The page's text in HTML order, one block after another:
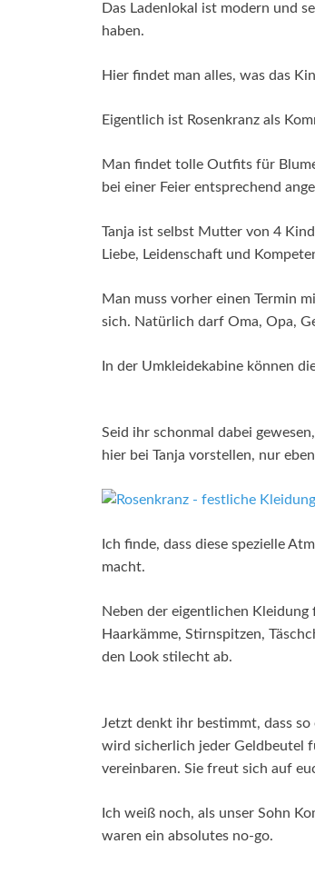
Das Ladenlokal ist modern und
haben.
Hier findet man alles, was das
Eigentlich ist Rosenkranz als
Man findet tolle Outfits für
bei einer Feier entsprechend
Tanja ist selbst Mutter von 4
Liebe, Leidenschaft und
Man muss vorher einen Termin
sich. Natürlich darf Oma, Opa,
In der Umkleidekabine können
Seid ihr schonmal dabei
hier bei Tanja vorstellen, nur
Ich finde, dass diese spezielle
macht.
Neben der eigentlichen
Haarkämme, Stirnspitzen,
den Look stilecht ab.
Jetzt denkt ihr bestimmt, dass
wird sicherlich jeder Geldbeutel
vereinbaren. Sie freut sich auf
Ich weiß noch, als unser Sohn
waren ein absolutes no-go.